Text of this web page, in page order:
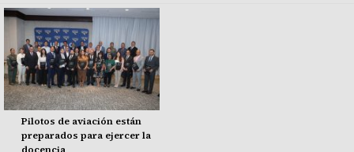
Pilotos de aviación están
preparados para ejercer la